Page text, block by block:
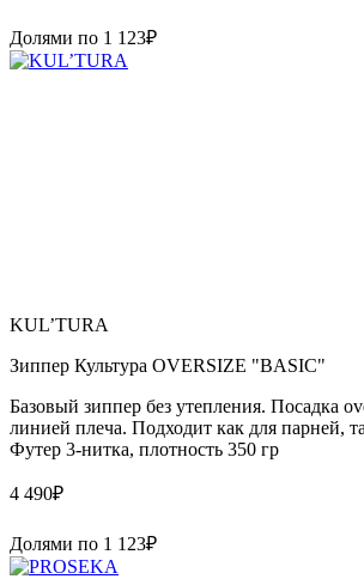
Долями по 1 123₽
KUL’TURA
Зиппер Культура OVERSIZE "BASIC"
Базовый зиппер без утепления. Посадка
линией плеча. Подходит как для парней,
Футер 3-нитка, плотность 350 гр
4 490₽
Долями по 1 123₽